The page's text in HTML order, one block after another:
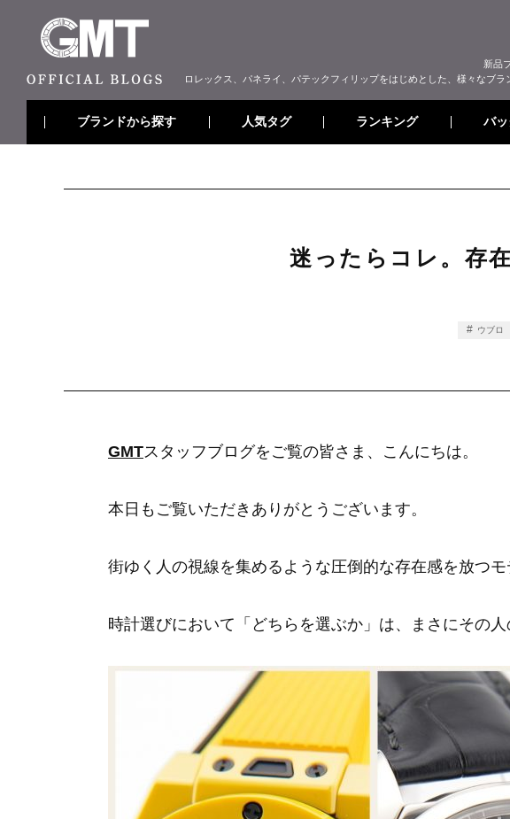
新品
ロレックス、パネライ、パテックフィリップをはじめとした、様々なブラ
ブランドから探す 人気タグ ランキング バ
迷ったらコレ。存
ウブロ
GMTスタッフブログをご覧の皆さま、こんにちは。
本日もご覧いただきありがとうございます。
街ゆく人の視線を集めるような圧倒的な存在感を放つ
時計選びにおいて「どちらを選ぶか」は、まさにその